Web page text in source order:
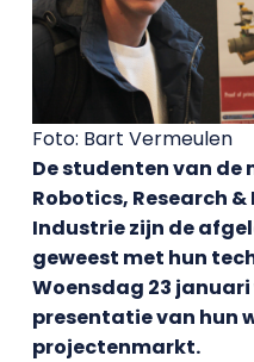
Foto: Bart Vermeulen
De studenten van de
Robotics, Research
Industrie zijn de
geweest met hun
Woensdag 23
presentatie van hun
projectenmarkt.